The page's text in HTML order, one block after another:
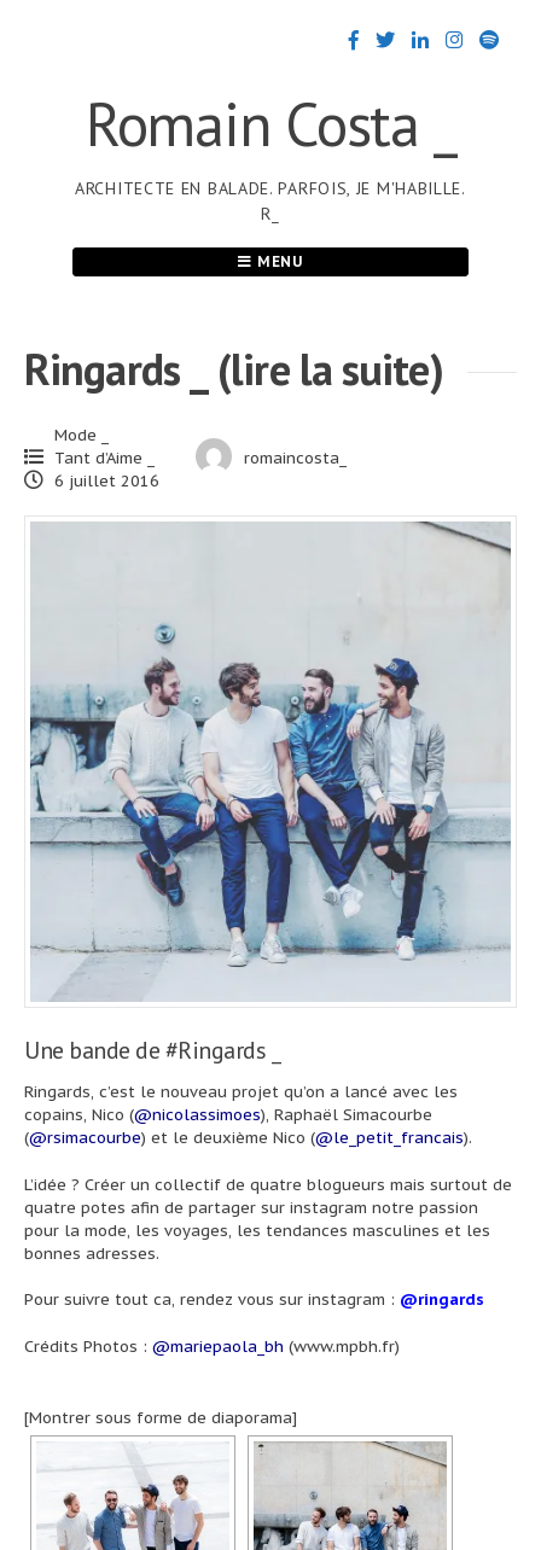
Romain Costa _
ARCHITECTE EN BALADE. PARFOIS, JE M'HABILLE.
R_
MENU
Ringards _ (lire la suite)
Mode _
Tant d’Aime _
romaincosta_
6 juillet 2016
Une bande de #Ringards _
Ringards, c’est le nouveau projet qu’on a lancé avec les
copains, Nico (@nicolassimoes), Raphaël Simacourbe
(@rsimacourbe) et le deuxième Nico (@le_petit_francais).
L’idée ? Créer un collectif de quatre blogueurs mais surtout de
quatre potes afin de partager sur instagram notre passion
pour la mode, les voyages, les tendances masculines et les
bonnes adresses.
Pour suivre tout ca, rendez vous sur instagram : @ringards
Crédits Photos : @mariepaola_bh (www.mpbh.fr)
[Montrer sous forme de diaporama]